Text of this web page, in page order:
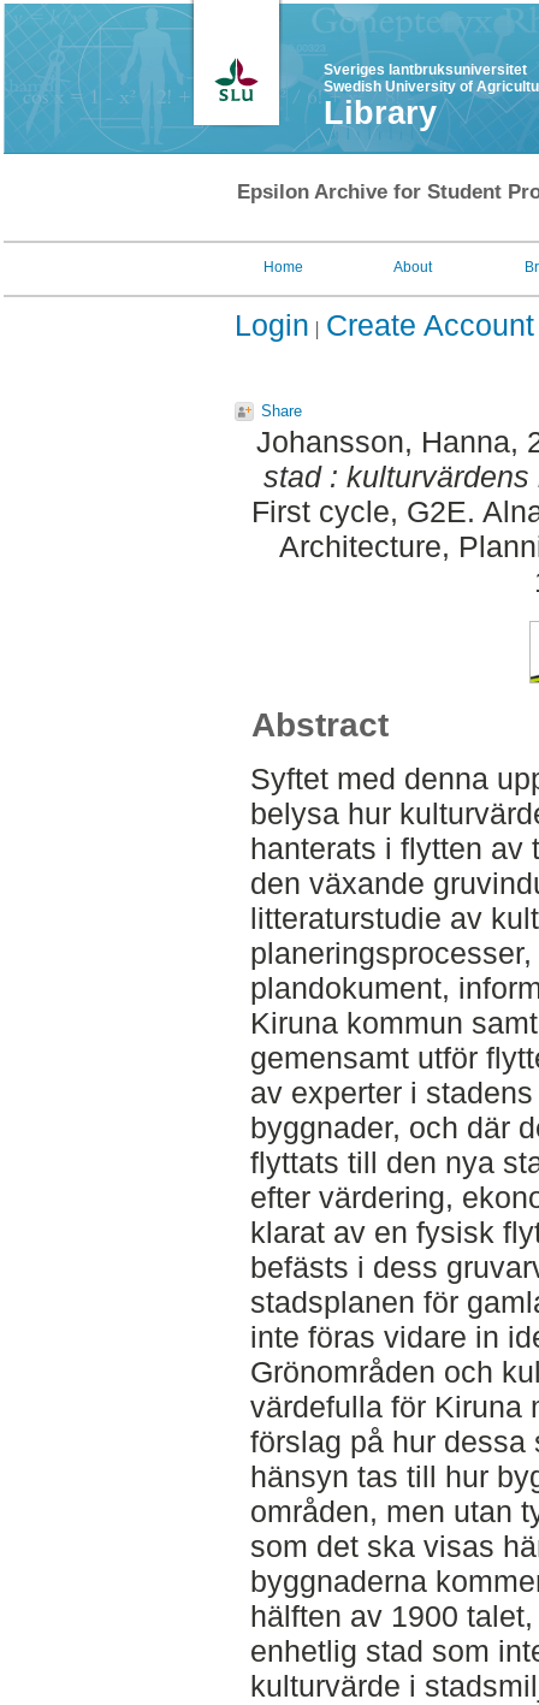
Sveriges lantbruksuniversitet
Swedish University of
Library
Epsilon Archive for Student
Home About
Login Create Account
Share
Johansson, Hanna,
stad :
First cycle, G2E.
Architecture,
Abstract
Syftet med denna
belysa hur
hanterats i flytten av
den växande
litteraturstudie av
plandokument,
Kiruna kommun
gemensamt utför
av experter i
byggnader, och där
flyttats till den nya
efter värdering,
klarat av en fysisk
befästs i dess
stadsplanen för
inte föras vidare in
Grönområden och
värdefulla för Kiruna
förslag på hur dessa
hänsyn tas till hur
områden, men utan
som det ska visas
byggnaderna
hälften av 1900
enhetlig stad som
kulturvärde i